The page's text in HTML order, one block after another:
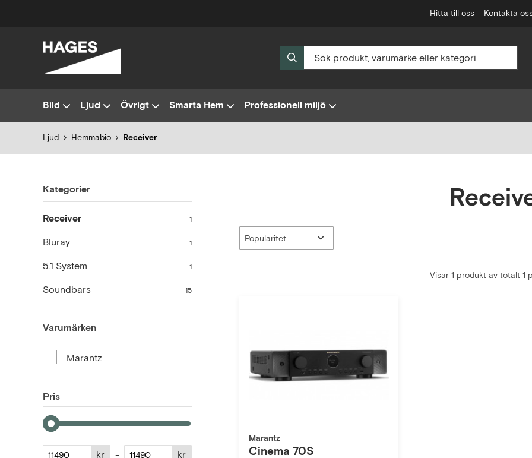
Hitta till oss Kontakta
Bild Ljud Övrigt Smarta Hem Professionell miljö
Ljud Hemmabio Receiver
Kategorier
Receiver 1
Bluray 1
5.1 System 1
Soundbars 15
Varumärken
Marantz
Pris
kr - kr
Visar 1 produkt av totalt 1
Marantz
Cinema 70S